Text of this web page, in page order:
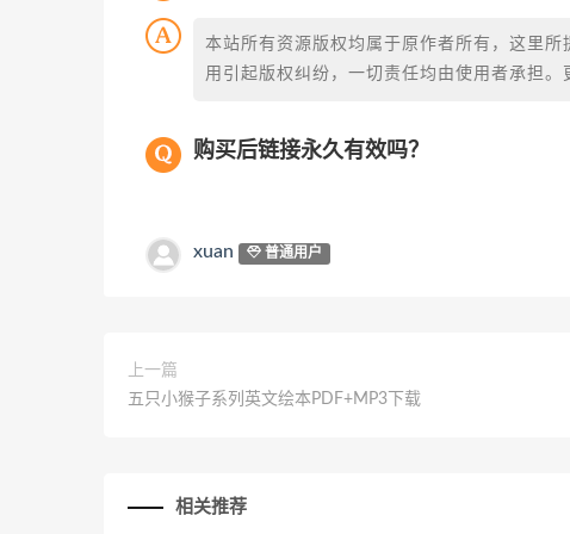
本站所有资源版权均属于原作者所有，这里
用引起版权纠纷，一切责任均由使用者承担。
购买后链接永久有效吗？
xuan 普通用户
上一篇
五只小猴子系列英文绘本PDF+MP3下载
相关推荐